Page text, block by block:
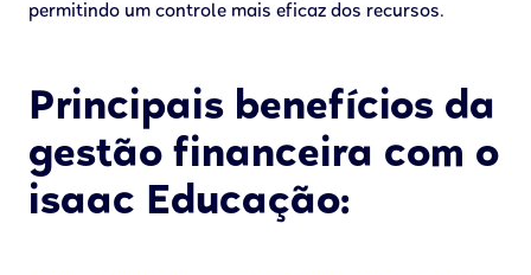
permitindo um controle mais eficaz dos recursos.
Principais benefícios da
gestão financeira com o
isaac Educação: